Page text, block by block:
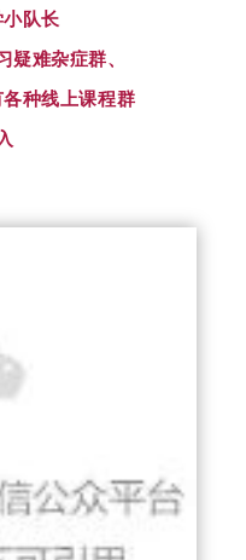
队长
疑难杂症群、
种线上课程群